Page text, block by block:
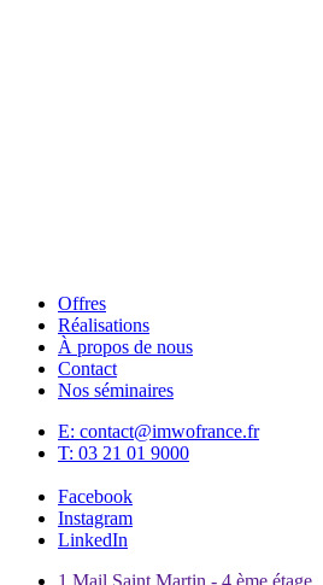
Offres
Réalisations
À propos de nous
Contact
Nos séminaires
E: contact@imwofrance.fr
T: 03 21 01 9000
Facebook
Instagram
LinkedIn
1 Mail Saint Martin - 4 ème étage